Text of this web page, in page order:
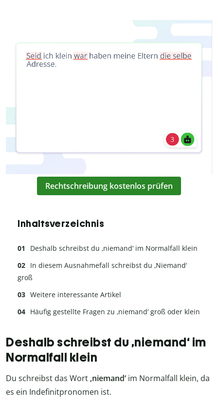
Rechtschreibung kostenlos prüfen
Inhaltsverzeichnis
Deshalb schreibst du ‚niemand‘ im Normalfall klein
In diesem Ausnahmefall schreibst du ‚Niemand‘
groß
Weitere interessante Artikel
Häufig gestellte Fragen zu ‚niemand‘ groß oder klein
Deshalb schreibst du ‚niemand‘ im
Normalfall klein
Du schreibst das Wort ‚niemand‘ im Normalfall klein, da
es ein Indefinitpronomen ist.